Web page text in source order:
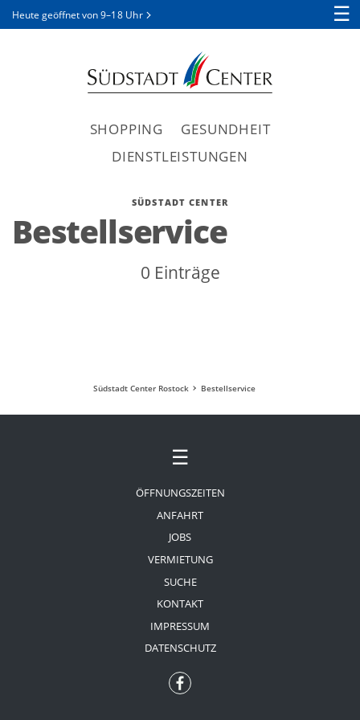
Heute geöffnet von9–18 Uhr ☰
SHOPPING
GESUNDHEIT
DIENSTLEISTUNGEN
SÜDSTADT CENTER
Bestellservice
0 Einträge
Südstadt Center Rostock Bestellservice
☰
ÖFFNUNGSZEITEN
ANFAHRT
JOBS
VERMIETUNG
SUCHE
KONTAKT
IMPRESSUM
DATENSCHUTZ